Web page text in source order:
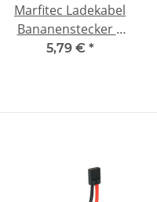
Marfitec Ladekabel
Bananenstecker 4
mm -> Deans T-Plug
5,79 € *